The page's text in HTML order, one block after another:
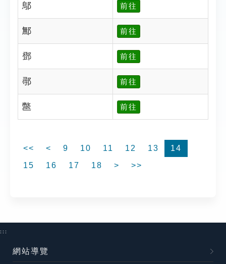
鄥 前往
鄦 前往
鄧 前往
鄩 前往
鄨 前往
<< < 9 10 11 12 13
14
15
16 17 18 > >>
:::
網站導覽